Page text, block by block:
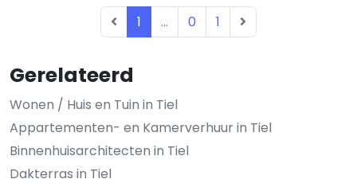
Gerelateerd
Wonen / Huis en Tuin in Tiel
Appartementen- en Kamerverhuur in Tiel
Binnenhuisarchitecten in Tiel
Dakterras in Tiel
1 ... 0 1